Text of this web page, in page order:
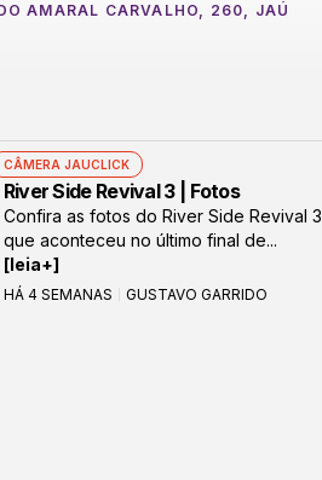
AMARAL CARVALHO, 260, JAÚ
CÂMERA JAUCLICK
River Side Revival 3 | Fotos
Confira as fotos do River Side Revival 3,
que aconteceu no último final de...
[leia+]
HÁ 4 SEMANAS GUSTAVO GARRIDO